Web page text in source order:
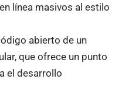
línea masivos al estilo
abierto de un
que ofrece un punto
el desarrollo